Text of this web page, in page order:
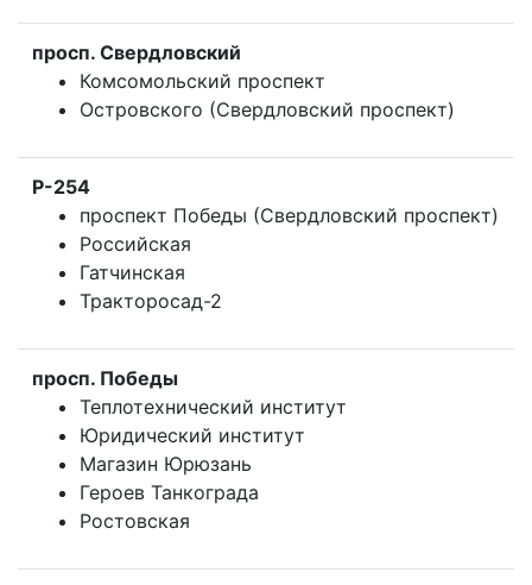
просп. Свердловский
Комсомольский проспект
Островского (Свердловский проспект)
Р-254
проспект Победы (Свердловский проспект)
Российская
Гатчинская
Тракторосад-2
просп. Победы
Теплотехнический институт
Юридический институт
Магазин Юрюзань
Героев Танкограда
Ростовская